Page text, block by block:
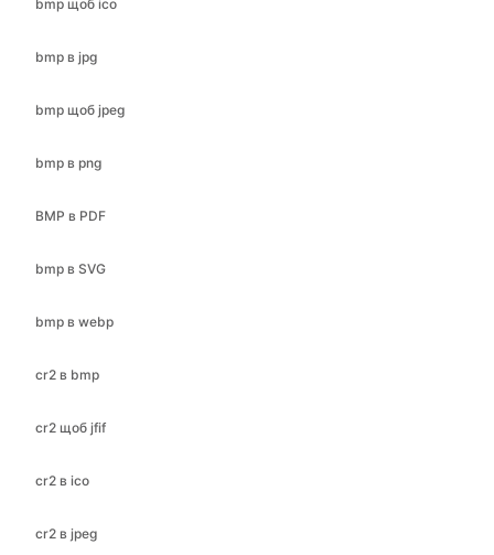
bmp щоб jpeg
bmp в png
BMP в PDF
bmp в SVG
bmp в webp
cr2 в bmp
cr2 щоб jfif
cr2 в ico
cr2 в jpeg
cr2 в PDF
CR2 в PNG